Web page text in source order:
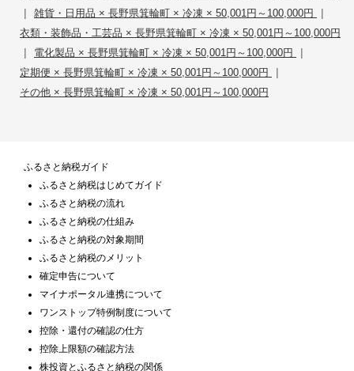
| 雑貨・日用品 × 長野県箕輪町 × 冷凍 × 50,001円～100,000円 |
衣類・装飾品・工芸品 × 長野県箕輪町 × 冷凍 × 50,001円～100,000円
| 電化製品 × 長野県箕輪町 × 冷凍 × 50,001円～100,000円 |
定期便 × 長野県箕輪町 × 冷凍 × 50,001円～100,000円 |
その他 × 長野県箕輪町 × 冷凍 × 50,001円～100,000円
ふるさと納税ガイド
ふるさと納税はじめてガイド
ふるさと納税の流れ
ふるさと納税の仕組み
ふるさと納税の対象期間
ふるさと納税のメリット
確定申告について
マイナポータル連携について
ワンストップ特例制度について
控除・還付の確認の仕方
控除上限額の確認方法
株投資とふるさと納税の関係